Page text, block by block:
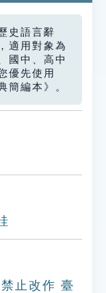
史語言辭
適用對象為
國中、高中
優先使用
簡編本》。
止改作 臺